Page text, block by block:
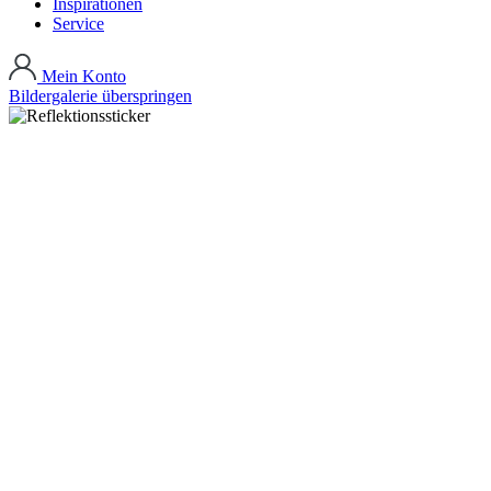
Inspirationen
Service
Mein Konto
Bildergalerie überspringen